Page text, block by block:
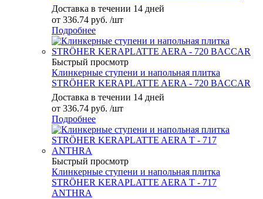
Доставка в течении 14 дней
от 336.74 руб. /шт
Подробнее
Быстрый просмотр
Клинкерные ступени и напольная плитка
STRÖHER KERAPLATTE AERA - 720 BACCAR
Доставка в течении 14 дней
от 336.74 руб. /шт
Подробнее
Быстрый просмотр
Клинкерные ступени и напольная плитка
STRÖHER KERAPLATTE AERA T - 717
ANTHRA